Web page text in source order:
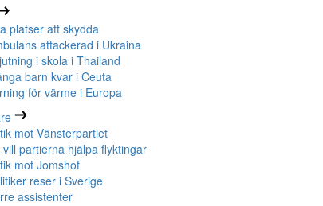
platser att skydda
attackerad i Ukraina
i skola i Thailand
barn kvar i Ceuta
för värme i Europa
mot Vänsterpartiet
vill partierna hjälpa flyktingar
mot Jomshof
reser i Sverige
assistenter